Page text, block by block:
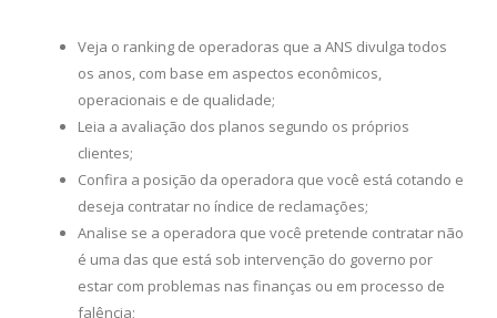
Veja o ranking de operadoras que a ANS divulga todos
os anos, com base em aspectos econômicos,
operacionais e de qualidade;
Leia a avaliação dos planos segundo os próprios
clientes;
Confira a posição da operadora que você está cotando e
deseja contratar no índice de reclamações;
Analise se a operadora que você pretende contratar não
é uma das que está sob intervenção do governo por
estar com problemas nas finanças ou em processo de
falência;